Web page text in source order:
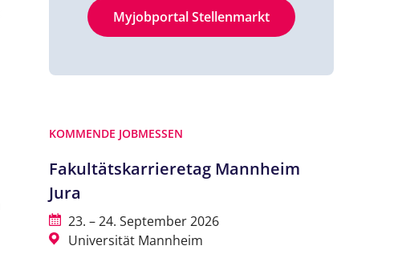
Myjobportal Stellenmarkt
KOMMENDE JOBMESSEN
Fakultätskarrieretag Mannheim
Jura
23. – 24. September 2026
Universität Mannheim